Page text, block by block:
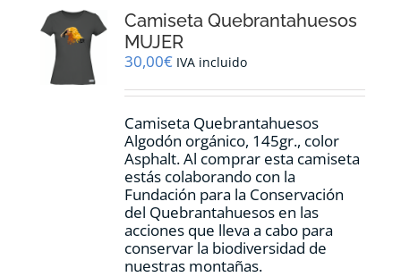
CONTACTO
CARRITO
Camiseta Quebrantahuesos
MUJER
30,00€ IVA incluido
Camiseta Quebrantahuesos
Algodón orgánico, 145gr., color
Asphalt. Al comprar esta camiseta
estás colaborando con la
Fundación para la Conservación
del Quebrantahuesos en las
acciones que lleva a cabo para
conservar la biodiversidad de
nuestras montañas.